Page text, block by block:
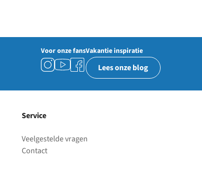
Voor onze fansVakantie inspiratie
Lees onze blog
Service
Veelgestelde vragen
Contact